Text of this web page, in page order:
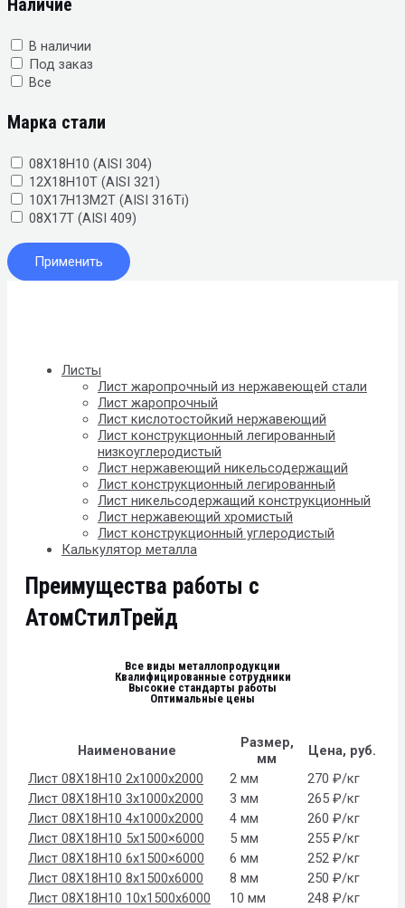
Наличие
В наличии
Под заказ
Все
Марка стали
08Х18Н10 (AISI 304)
12Х18Н10Т (AISI 321)
10Х17Н13М2Т (AISI 316Ti)
08Х17Т (AISI 409)
Применить
Листы
Лист жаропрочный из нержавеющей стали
Лист жаропрочный
Лист кислотостойкий нержавеющий
Лист конструкционный легированный
низкоуглеродистый
Лист нержавеющий никельсодержащий
Лист конструкционный легированный
Лист никельсодержащий конструкционный
Лист нержавеющий хромистый
Лист конструкционный углеродистый
Калькулятор металла
Преимущества работы с
АтомСтилТрейд
Все виды металлопродукции
Квалифицированные сотрудники
Высокие стандарты работы
Оптимальные цены
Наименование
Размер,
мм
Цена, руб.
Лист 08Х18Н10 2x1000x2000
2 мм
270 ₽/кг
Лист 08Х18Н10 3x1000x2000
3 мм
265 ₽/кг
Лист 08Х18Н10 4x1000x2000
4 мм
260 ₽/кг
Лист 08Х18Н10 5х1500×6000
5 мм
255 ₽/кг
Лист 08Х18Н10 6х1500×6000
6 мм
252 ₽/кг
Лист 08Х18Н10 8x1500x6000
8 мм
250 ₽/кг
Лист 08Х18Н10 10x1500x6000
10 мм
248 ₽/кг